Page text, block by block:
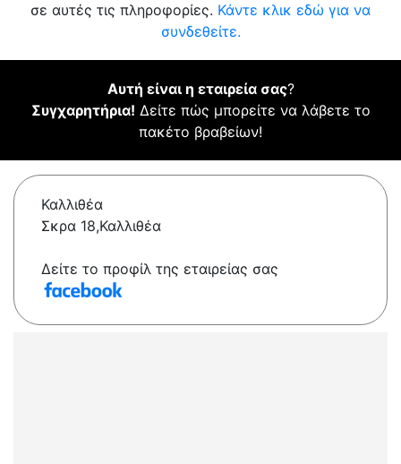
σε αυτές τις πληροφορίες. Κάντε κλικ εδώ για να
συνδεθείτε.
Αυτή είναι η εταιρεία σας?
Συγχαρητήρια! Δείτε πώς μπορείτε να λάβετε το
πακέτο βραβείων!
Καλλιθέα
Σκρα 18,Καλλιθέα
Δείτε το προφίλ της εταιρείας σας